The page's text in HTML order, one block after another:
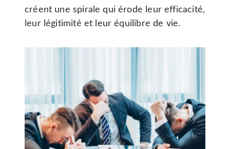
créent une spirale qui érode leur efficacité,
leur légitimité et leur équilibre de vie.